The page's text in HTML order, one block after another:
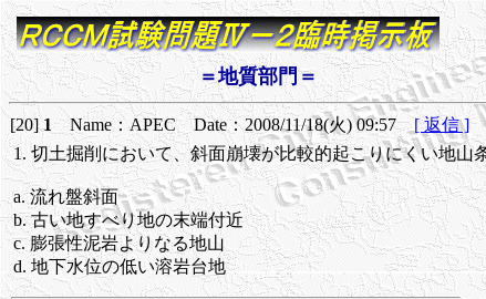
＝地質部門＝
[20]1Name：APEC Date：2008/11/18(火) 09:57[ 返信 ]
1. 切土掘削において、斜面崩壊が比較的起こりにくい地山
a. 流れ盤斜面
b. 古い地すべり地の末端付近
c. 膨張性泥岩よりなる地山
d. 地下水位の低い溶岩台地